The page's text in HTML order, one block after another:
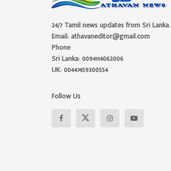
24/7 Tamil news updates from Sri Lanka.
Email: athavaneditor@gmail.com
Phone
Sri Lanka: 0094114063006
UK: 00447459300554
Follow Us